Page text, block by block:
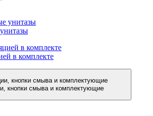
в комплекте
кнопки смыва и комплектующие